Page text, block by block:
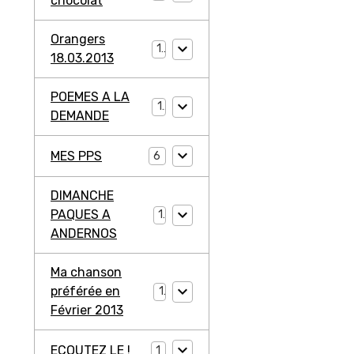
Orangers
18.03.2013
1
POEMES A LA
DEMANDE
1
MES PPS 6
DIMANCHE
PAQUES A
ANDERNOS
1
Ma chanson
préférée en
Février 2013
1
ECOUTEZ LE ! 1